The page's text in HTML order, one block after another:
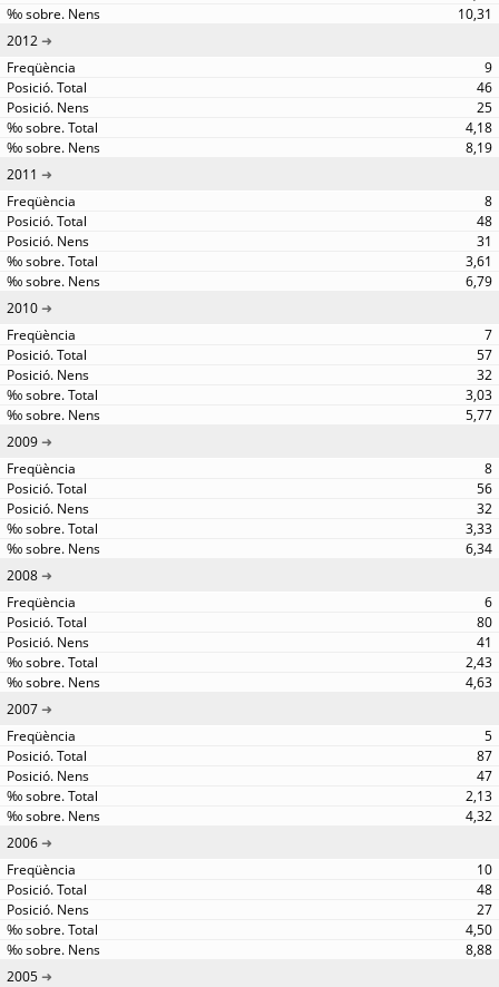
10,31
2012
9
46
25
4,18
8,19
2011
8
48
31
3,61
6,79
2010
7
57
32
3,03
5,77
2009
8
56
32
3,33
6,34
2008
6
80
41
2,43
4,63
2007
5
87
47
2,13
4,32
2006
10
48
27
4,50
8,88
2005